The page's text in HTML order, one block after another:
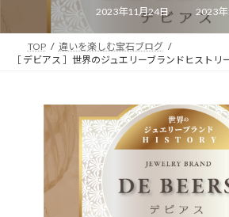
2023年11月24日
最
終
時
:
2023
TOP
違いを楽しむ宝石ブログ
［ デビアス ］世界のジュエリーブランドヒストリ